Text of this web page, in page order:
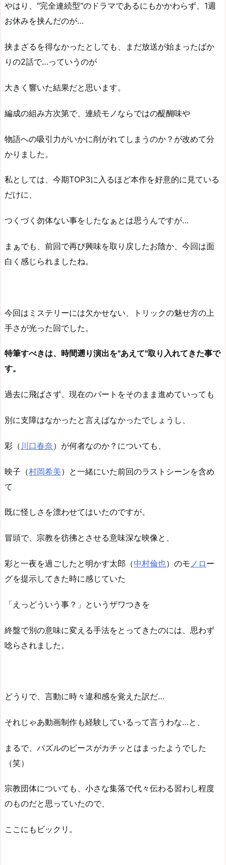
やはり、"完全連続型"のドラマであるにもかかわらず、1週
お休みを挟んだのが…
挟まざるを得なかったとしても、まだ放送が始まったばか
りの2話で…っていうのが
大きく響いた結果だと思います。
編成の組み方次第で、連続モノならではの醍醐味や
物語への吸引力がいかに削がれてしまうのか？が改めて分
かりました。
私としては、今期TOP3に入るほど本作を好意的に見ている
だけに、
つくづく勿体ない事をしたなぁとは思うんですが…
まぁでも、前回で再び興味を取り戻したお陰か、今回は面
白く感じられましたね。
今回はミステリーには欠かせない、トリックの魅せ方の上
手さが光った回でした。
特筆すべきは、時間遡り演出を"あえて"取り入れてきた事で
す。
過去に飛ばさず、現在のパートをそのまま進めていっても
別に支障はなかったと言えばなかったでしょうし、
彩（ 川口春奈）が何者なのか？についても、
映子（村岡希美）と一緒にいた前回のラストシーンを含め
て
既に怪しさを漂わせてはいたのですが。
冒頭で、宗教を彷彿とさせる意味深な映像と、
彩と一夜を過ごしたと明かす太郎（中村倫也）のモ ノロ ー
グを提示してきた時に感じていた
「えっどういう事？」というザワつきを
終盤で別の意味に変える手法をとってきたのには、思わず
唸らされました。
どうりで、言動に時々違和感を覚えた訳だ…
それじゃあ動画制作も経験しているって言うわな…と、
まるで、パズルのピースがカチッとはまったようでした
（笑）
宗教団体についても、小さな集落で代々伝わる習わし程度
のものだと思っていたので、
ここにもビックリ。